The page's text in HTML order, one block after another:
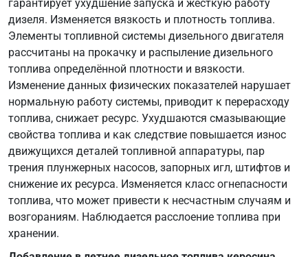
гарантирует ухудшение запуска и жёсткую работу
дизеля. Изменяется вязкость и плотность топлива.
Элементы топливной системы дизельного двигателя
рассчитаны на прокачку и распыление дизельного
топлива определённой плотности и вязкости.
Изменение данных физических показателей нарушает
нормальную работу системы, приводит к перерасходу
топлива, снижает ресурс. Ухудшаются смазывающие
свойства топлива и как следствие повышается износ
движущихся деталей топливной аппаратуры, пар
трения плунжерных насосов, запорных игл, штифтов и
снижение их ресурса. Изменяется класс огнепасности
топлива, что может привести к несчастным случаям и
возгораниям. Наблюдается расслоение топлива при
хранении.